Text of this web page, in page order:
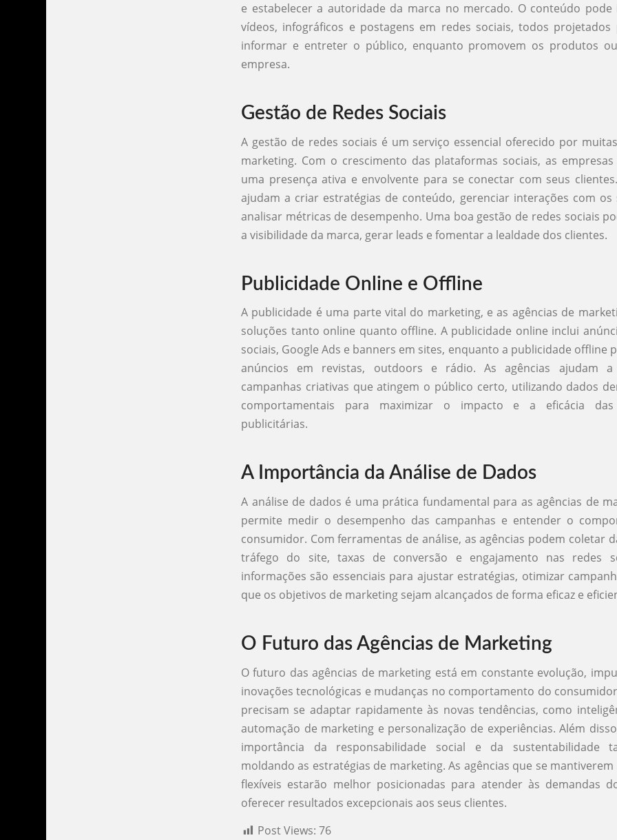
e estabelecer a autoridade da marca no mercado. O conteúdo pode
vídeos, infográficos e postagens em redes sociais, todos projetados
informar e entreter o público, enquanto promovem os produtos
empresa.
Gestão de Redes Sociais
A gestão de redes sociais é um serviço essencial oferecido por
marketing. Com o crescimento das plataformas sociais, as
uma presença ativa e envolvente para se conectar com seus
ajudam a criar estratégias de conteúdo, gerenciar interações com os
analisar métricas de desempenho. Uma boa gestão de redes sociais
a visibilidade da marca, gerar leads e fomentar a lealdade dos clientes.
Publicidade Online e Offline
A publicidade é uma parte vital do marketing, e as agências de
soluções tanto online quanto offline. A publicidade online inclui
sociais, Google Ads e banners em sites, enquanto a publicidade offline
anúncios em revistas, outdoors e rádio. As agências ajudam a
campanhas criativas que atingem o público certo, utilizando dados
comportamentais para maximizar o impacto e a eficácia das
publicitárias.
A Importância da Análise de Dados
A análise de dados é uma prática fundamental para as agências de
permite medir o desempenho das campanhas e entender o
consumidor. Com ferramentas de análise, as agências podem coletar
tráfego do site, taxas de conversão e engajamento nas redes
informações são essenciais para ajustar estratégias, otimizar
que os objetivos de marketing sejam alcançados de forma eficaz e
O Futuro das Agências de Marketing
O futuro das agências de marketing está em constante evolução,
inovações tecnológicas e mudanças no comportamento do
precisam se adaptar rapidamente às novas tendências, como
automação de marketing e personalização de experiências. Além
importância da responsabilidade social e da sustentabilidade
moldando as estratégias de marketing. As agências que se mantiverem
flexíveis estarão melhor posicionadas para atender às demandas
oferecer resultados excepcionais aos seus clientes.
Post Views: 76